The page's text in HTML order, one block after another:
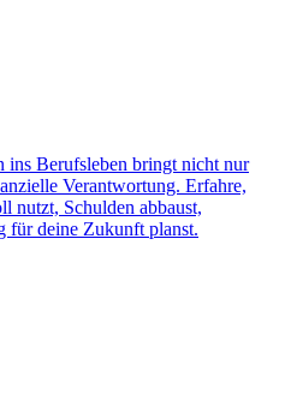
ins Berufsleben bringt nicht nur
Verantwortung. Erfahre,
nutzt, Schulden abbaust,
für deine Zukunft planst.